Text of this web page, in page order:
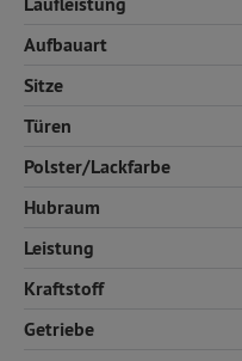
Aufbauart
Sitze
Türen
Polster/Lackfarbe
Hubraum
Leistung
Kraftstoff
Getriebe